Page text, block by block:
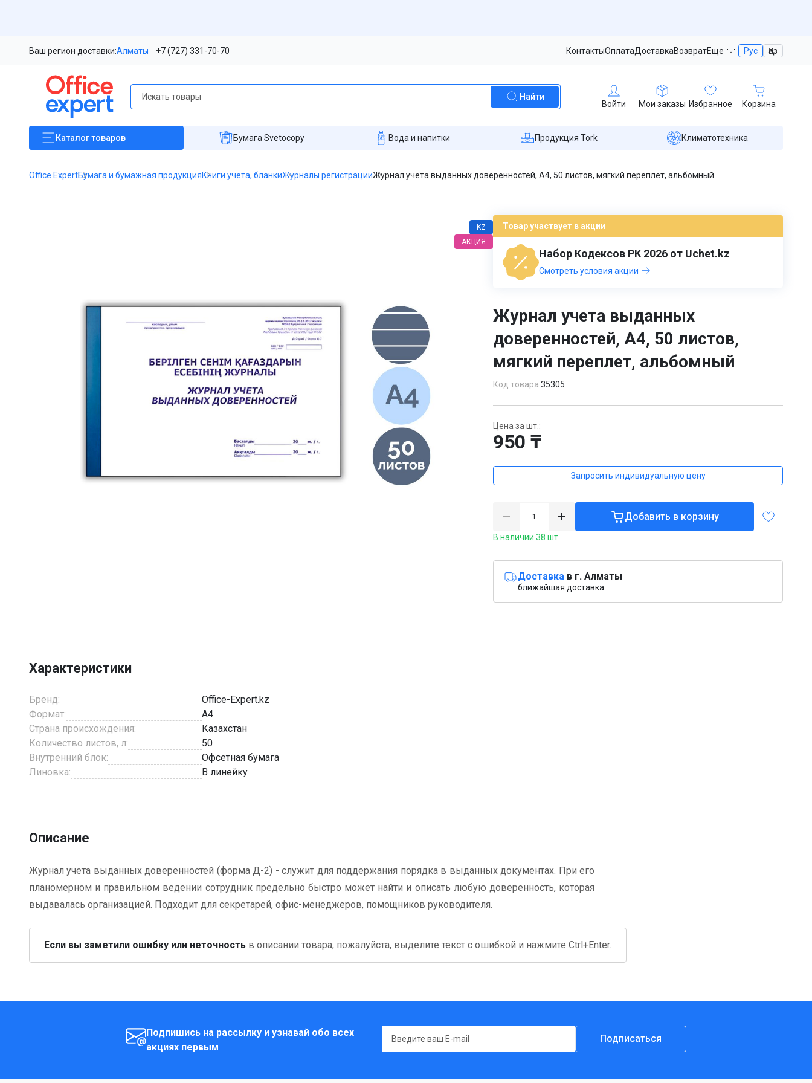
Ваш регион доставки:Алматы +7 (727) 331-70-70 КонтактыОплатаДоставкаВозвратЕще Рус Қаз
Найти
Войти Мои заказы Избранное Корзина
Каталогтоваров Бумага Svetocopy Вода и напитки Продукция Tork Климатотехника
Office ExpertБумага и бумажная продукцияКниги учета, бланкиЖурналы регистрацииЖурнал учета выданных доверенностей, А4, 50 листов, мягкий переплет, альбомный
KZ
АКЦИЯ
Товар участвует в акции
Набор Кодексов РК 2026 от Uchet.kz
Смотреть условия акции
Журнал учета выданных
доверенностей, А4, 50 листов,
мягкий переплет, альбомный
Код товара:35305
Цена за шт.:
950 ₸
Запросить индивидуальную цену
Добавить в корзину
В наличии 38 шт.
Доставка в г. Алматы
ближайшая доставка
Характеристики
Бренд:
Office-Expert.kz
Формат:
A4
Страна происхождения:
Казахстан
Количество листов, л:
50
Внутренний блок:
Офсетная бумага
Линовка:
В линейку
Описание
Журнал учета выданных доверенностей (форма Д-2) - служит для поддержания порядка в выданных документах. При его
планомерном и правильном ведении сотрудник предельно быстро может найти и описать любую доверенность, которая
выдавалась организацией. Подходит для секретарей, офис-менеджеров, помощников руководителя.
Если вы заметили ошибку или неточность в описании товара, пожалуйста, выделите текст с ошибкой и нажмите Ctrl+Enter.
Подпишись на рассылку и узнавай обо всех
акциях первым
Подписаться